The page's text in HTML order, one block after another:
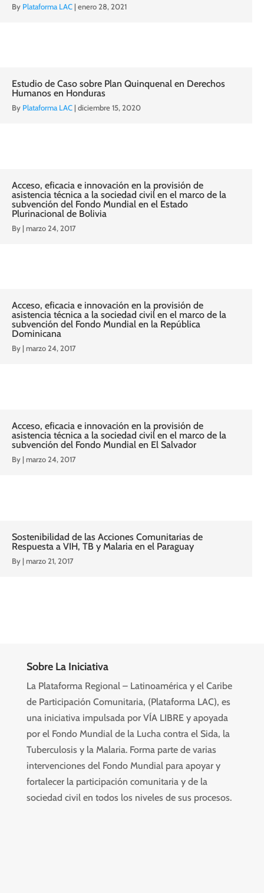
By Plataforma LAC| enero 28, 2021
Estudio de Caso sobre Plan Quinquenal en Derechos
Humanos en Honduras
By Plataforma LAC| diciembre 15, 2020
Acceso, eficacia e innovación en la provisión de
asistencia técnica a la sociedad civil en el marco de la
subvención del Fondo Mundial en el Estado
Plurinacional de Bolivia
By| marzo 24, 2017
Acceso, eficacia e innovación en la provisión de
asistencia técnica a la sociedad civil en el marco de la
subvención del Fondo Mundial en la República
Dominicana
By| marzo 24, 2017
Acceso, eficacia e innovación en la provisión de
asistencia técnica a la sociedad civil en el marco de la
subvención del Fondo Mundial en El Salvador
By| marzo 24, 2017
Sostenibilidad de las Acciones Comunitarias de
Respuesta a VIH, TB y Malaria en el Paraguay
By| marzo 21, 2017
Sobre La Iniciativa
La Plataforma Regional – Latinoamérica y el Caribe
de Participación Comunitaria, (Plataforma LAC), es
una iniciativa impulsada por VÍA LIBRE y apoyada
por el Fondo Mundial de la Lucha contra el Sida, la
Tuberculosis y la Malaria. Forma parte de varias
intervenciones del Fondo Mundial para apoyar y
fortalecer la participación comunitaria y de la
sociedad civil en todos los niveles de sus procesos.